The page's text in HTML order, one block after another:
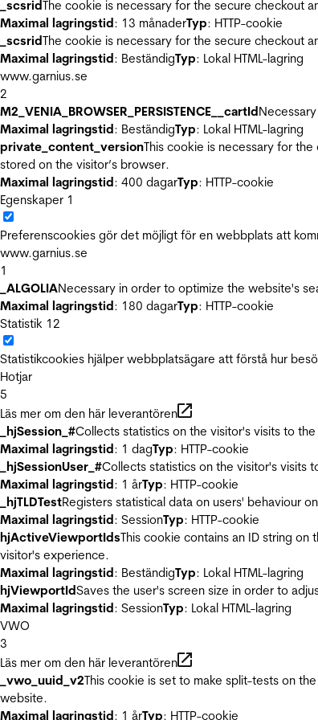
_scsridThe cookie is necessary for the secure checkout
Maximal lagringstid: 13 månaderTyp: HTTP-cookie
_scsridThe cookie is necessary for the secure checkout
Maximal lagringstid: BeständigTyp: Lokal HTML-lagring
www.garnius.se
2
M2_VENIA_BROWSER_PERSISTENCE__cartId
Maximal lagringstid: BeständigTyp: Lokal HTML-lagring
private_content_versionThis cookie is necessary for
stored on the visitor’s browser.
Maximal lagringstid: 400 dagarTyp: HTTP-cookie
Egenskaper 1
Preferenscookies gör det möjligt för en webbplats att
www.garnius.se
1
_ALGOLIANecessary in order to optimize the website's
Maximal lagringstid: 180 dagarTyp: HTTP-cookie
Statistik 12
Statistikcookies hjälper webbplatsägare att förstå hur
Hotjar
5
Läs mer om den här leverantören
_hjSession_#Collects statistics on the visitor's visits to
Maximal lagringstid: 1 dagTyp: HTTP-cookie
_hjSessionUser_#Collects statistics on the visitor's visits
Maximal lagringstid: 1 årTyp: HTTP-cookie
_hjTLDTestRegisters statistical data on users' behaviour
Maximal lagringstid: SessionTyp: HTTP-cookie
hjActiveViewportIdsThis cookie contains an ID string
visitor's experience.
Maximal lagringstid: BeständigTyp: Lokal HTML-lagring
hjViewportIdSaves the user's screen size in order to
Maximal lagringstid: SessionTyp: Lokal HTML-lagring
VWO
3
Läs mer om den här leverantören
_vwo_uuid_v2This cookie is set to make split-tests on
website.
Maximal lagringstid: 1 årTyp: HTTP-cookie